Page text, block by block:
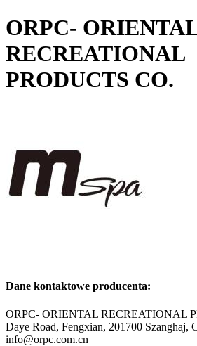
ORPC-
RECREATIONAL
PRODUCTS CO.
Dane kontaktowe producenta:
ORPC- ORIENTAL RECREATIONAL
Daye Road, Fengxian, 201700 Szanghaj,
info@orpc.com.cn